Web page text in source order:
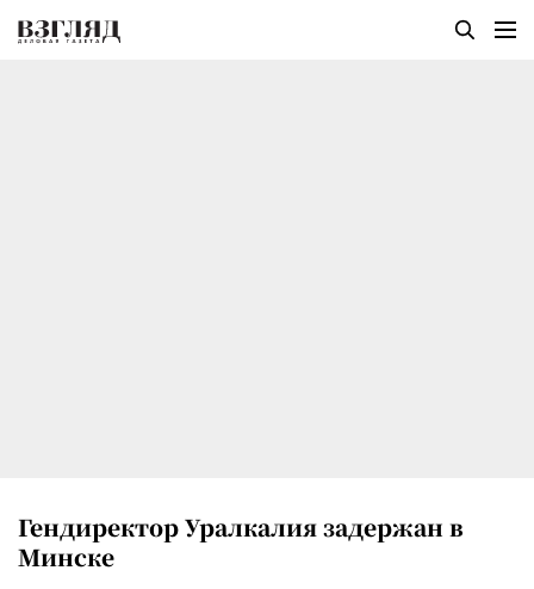
Гендиректор Уралкалия задержан в
Минске